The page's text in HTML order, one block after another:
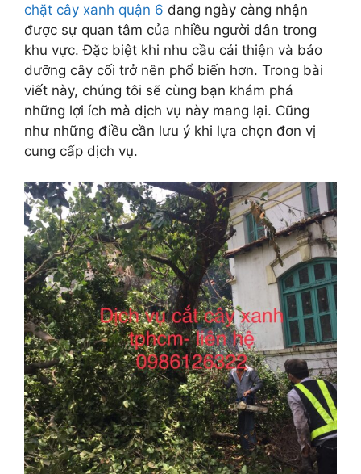
chặt cây xanh quận 6 đang ngày càng nhận
được sự quan tâm của nhiều người dân trong
khu vực. Đặc biệt khi nhu cầu cải thiện và bảo
dưỡng cây cối trở nên phổ biến hơn. Trong bài
viết này, chúng tôi sẽ cùng bạn khám phá
những lợi ích mà dịch vụ này mang lại. Cũng
như những điều cần lưu ý khi lựa chọn đơn vị
cung cấp dịch vụ.